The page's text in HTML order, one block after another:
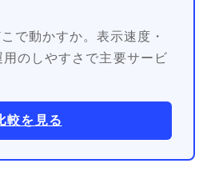
で動かすか。表示速度・
のしやすさで主要サービ
較を見る